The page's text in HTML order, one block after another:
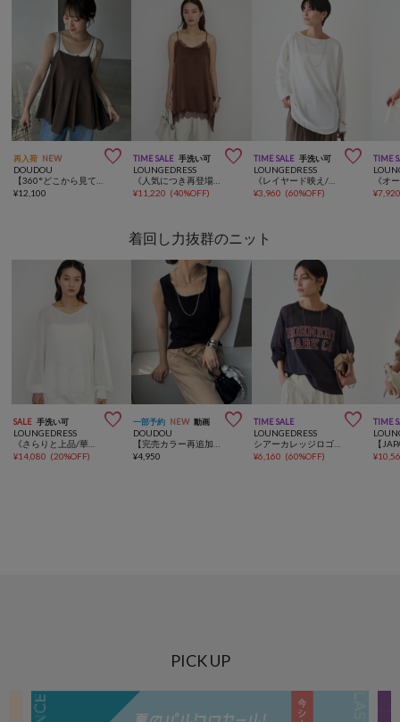
再入荷 NEW 
DOUDOU
¥12,100
TIME SALE 手洗い可 
LOUNGEDRESS
¥11,220 (40%OFF)
TIME SALE 手洗い可 
LOUNGEDRESS
《レイヤード映え/体型カバー》ジョーゼットインナーブラウス2
¥3,960 (60%OFF)
TIME
¥
着回し力抜群のニット
SALE 手洗い可 
LOUNGEDRESS
¥14,080 (20%OFF)
一部予約 NEW 動画 
DOUDOU
¥4,950
TIME SALE 
LOUNGEDRESS
シアーカレッジロゴプリントニット
¥6,160 (60%OFF)
TIME
¥
PICK UP